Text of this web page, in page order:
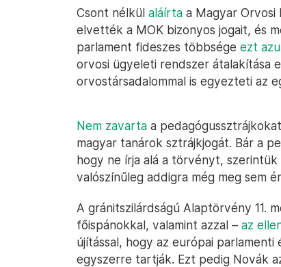
Csont nélkül aláírta a Magyar Orvosi
elvették a MOK bizonyos jogait, és
parlament fideszes többsége ezt
orvosi ügyeleti rendszer átalakítása
orvostársadalommal is egyezteti az
Nem zavarta a
magyar tanárok sztrájkjogát. Bár a
hogy ne írja alá a törvényt,
valószínűleg addigra még meg sem
A gránitszilárdságú Alaptörvény 11.
főispánokkal, valamint azzal – az
újítással, hogy az európai
egyszerre tartják. Ezt pedig Novák